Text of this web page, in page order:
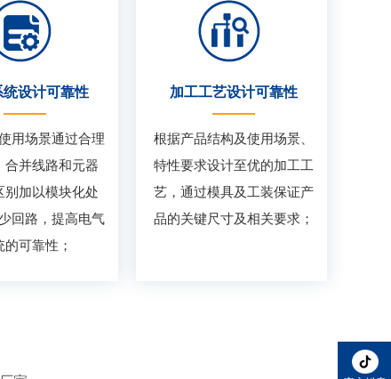
统设计可靠性
用场景通过合理
合并线路和元器
别加以模块化处
回路，提高电气
的可靠性；
加工工艺设计可靠性
根据产品结构及使用场景、
特性要求设计至优的加工工
艺，通过模具及工装保证产
品的关键尺寸及相关要求；